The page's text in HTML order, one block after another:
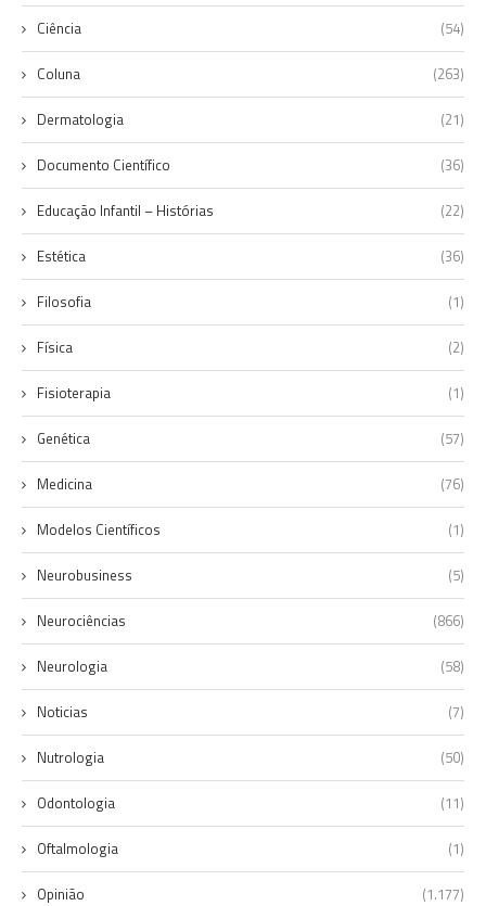
Ciência (54)
Coluna (263)
Dermatologia (21)
Documento Científico (36)
Educação Infantil – Histórias (22)
Estética (36)
Filosofia (1)
Física (2)
Fisioterapia (1)
Genética (57)
Medicina (76)
Modelos Científicos (1)
Neurobusiness (5)
Neurociências (866)
Neurologia (58)
Noticias (7)
Nutrologia (50)
Odontologia (11)
Oftalmologia (1)
Opinião (1.177)